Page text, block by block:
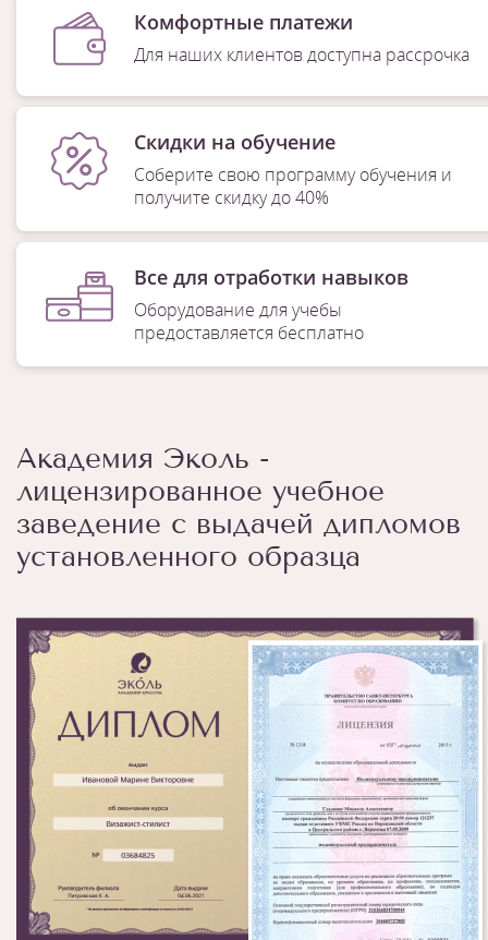
Комфортные платежи
Для наших клиентов доступна рассрочка
Скидки на обучение
Соберите свою программу обучения и
получите скидку до 40%
Все для отработки навыков
Оборудование для учебы
предоставляется бесплатно
Академия Эколь -
лицензированное учебное
заведение с выдачей дипломов
установленного образца